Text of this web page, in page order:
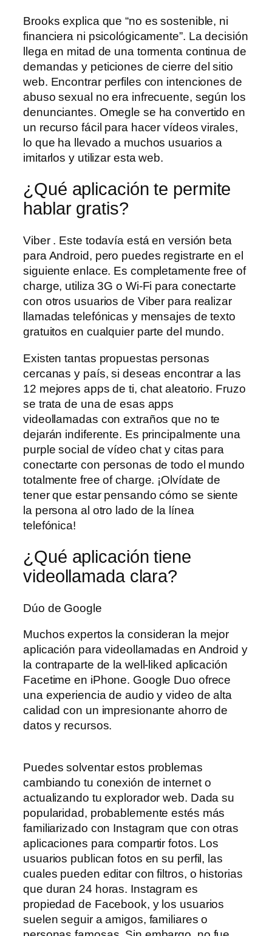
Brooks explica que “no es sostenible, ni
financiera ni psicológicamente”. La decisión
llega en mitad de una tormenta continua de
demandas y peticiones de cierre del sitio
web. Encontrar perfiles con intenciones de
abuso sexual no era infrecuente, según los
denunciantes. Omegle se ha convertido en
un recurso fácil para hacer vídeos virales,
lo que ha llevado a muchos usuarios a
imitarlos y utilizar esta web.
¿Qué aplicación te permite
hablar gratis?
Viber . Este todavía está en versión beta
para Android, pero puedes registrarte en el
siguiente enlace. Es completamente free of
charge, utiliza 3G o Wi-Fi para conectarte
con otros usuarios de Viber para realizar
llamadas telefónicas y mensajes de texto
gratuitos en cualquier parte del mundo.
Existen tantas propuestas personas
cercanas y país, si deseas encontrar a las
12 mejores apps de ti, chat aleatorio. Fruzo
se trata de una de esas apps
videollamadas con extraños que no te
dejarán indiferente. Es principalmente una
purple social de vídeo chat y citas para
conectarte con personas de todo el mundo
totalmente free of charge. ¡Olvídate de
tener que estar pensando cómo se siente
la persona al otro lado de la línea
telefónica!
¿Qué aplicación tiene
videollamada clara?
Dúo de Google
Muchos expertos la consideran la mejor
aplicación para videollamadas en Android y
la contraparte de la well-liked aplicación
Facetime en iPhone. Google Duo ofrece
una experiencia de audio y video de alta
calidad con un impresionante ahorro de
datos y recursos.
Puedes solventar estos problemas
cambiando tu conexión de internet o
actualizando tu explorador web. Dada su
popularidad, probablemente estés más
familiarizado con Instagram que con otras
aplicaciones para compartir fotos. Los
usuarios publican fotos en su perfil, las
cuales pueden editar con filtros, o historias
que duran 24 horas. Instagram es
propiedad de Facebook, y los usuarios
suelen seguir a amigos, familiares o